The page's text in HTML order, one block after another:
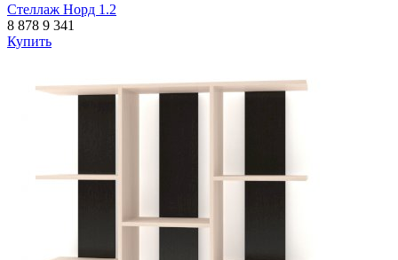
Стеллаж Норд 1.2
8 878 9 341
Купить